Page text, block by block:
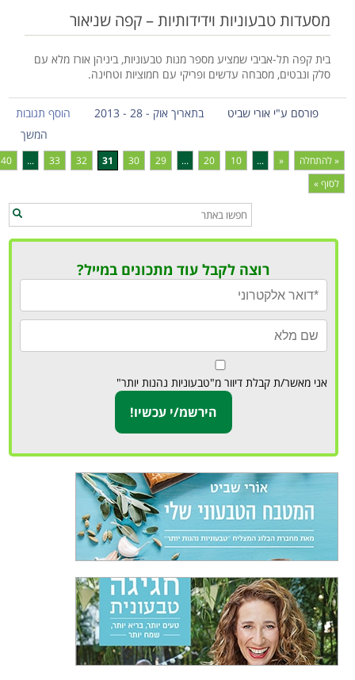
מסעדות טבעוניות וידידותיות – קפה שניאור
בית קפה תל-אביבי שמציע מספר מנות טבעוניות, ביניהן אורז מלא עם
סלק ונבטים, מסבחה עדשים ופריקי עם חמוציות וטחינה.
פורסם ע"י אורי שביט בתאריך אוק - 28 - 2013
הוסף תגובות
המשך
« להתחלה «
...
10
20
...
29
30
31
32
33
...
40
לסוף »
רוצה לקבל עוד מתכונים במייל?
אני מאשר/ת קבלת דיוור מ"טבעוניות נהנות יותר"